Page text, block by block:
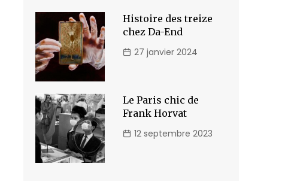
Histoire des treize
chez Da-End
27 janvier 2024
Le Paris chic de
Frank Horvat
12 septembre 2023